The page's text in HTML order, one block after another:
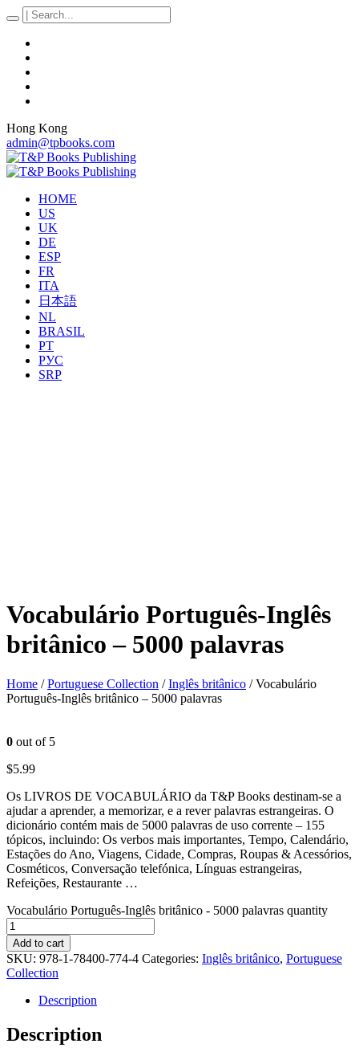
Hong Kong
admin@tpbooks.com
HOME
US
UK
DE
ESP
FR
ITA
日本語
NL
BRASIL
PT
РУС
SRP
Vocabulário Português-Inglês
britânico – 5000 palavras
Home /Portuguese Collection /Inglês britânico / Vocabulário
Português-Inglês britânico – 5000 palavras
0 out of 5
$5.99
Os LIVROS DE VOCABULÁRIO da T&P Books destinam-se a
ajudar a aprender, a memorizar, e a rever palavras estrangeiras. O
dicionário contém mais de 5000 palavras de uso corrente – 155
tópicos, incluindo: Os verbos mais importantes, Tempo, Calendário,
Estações do Ano, Viagens, Cidade, Compras, Roupas & Acessórios,
Cosméticos, Conversação telefónica, Línguas estrangeiras,
Refeições, Restaurante …
Vocabulário Português-Inglês britânico - 5000 palavras quantity
Add to cart
SKU: 978-1-78400-774-4 Categories: Inglês britânico, Portuguese
Collection
Description
Description